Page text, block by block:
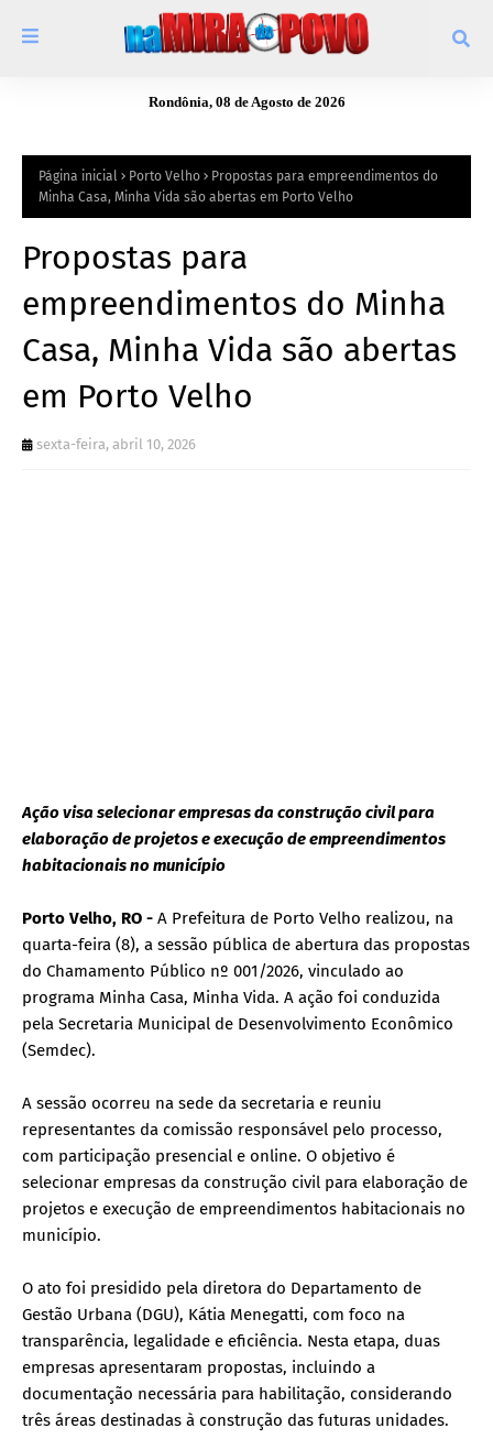
Rondônia, 08 de Agosto de 2026
Página inicial Porto Velho
Propostas para empreendimentos do
Minha Casa, Minha Vida são abertas em Porto Velho
Propostas para
empreendimentos do Minha
Casa, Minha Vida são abertas
em Porto Velho
sexta-feira, abril 10, 2026
Ação visa selecionar empresas da construção civil para
elaboração de projetos e execução de empreendimentos
habitacionais no município
Porto Velho, RO - A Prefeitura de Porto Velho realizou, na
quarta-feira (8), a sessão pública de abertura das propostas
do Chamamento Público nº 001/2026, vinculado ao
programa Minha Casa, Minha Vida. A ação foi conduzida
pela Secretaria Municipal de Desenvolvimento Econômico
(Semdec).
A sessão ocorreu na sede da secretaria e reuniu
representantes da comissão responsável pelo processo,
com participação presencial e online. O objetivo é
selecionar empresas da construção civil para elaboração de
projetos e execução de empreendimentos habitacionais no
município.
O ato foi presidido pela diretora do Departamento de
Gestão Urbana (DGU), Kátia Menegatti, com foco na
transparência, legalidade e eficiência. Nesta etapa, duas
empresas apresentaram propostas, incluindo a
documentação necessária para habilitação, considerando
três áreas destinadas à construção das futuras unidades.